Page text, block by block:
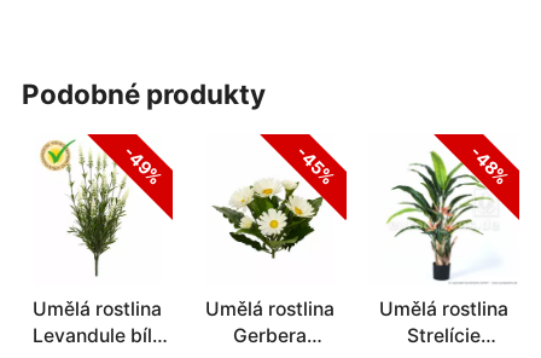
podobné produkty
-49%
Umělá rostlina
Levandule bílá
-45%
Umělá rostlina
Gerbera
-48%
Umělá rostlina
Strelície